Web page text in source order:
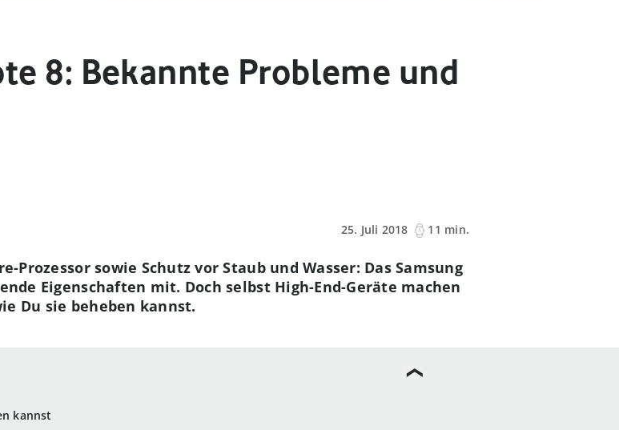
8: Bekannte Probleme und
25. Juli 2018
11 min.
kannst
Prozessor sowie Schutz vor Staub und Wasser: Das Samsung
Eigenschaften mit. Doch selbst High-End-Geräte machen
Du sie beheben kannst.